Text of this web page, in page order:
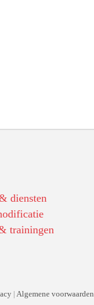
diensten
trainingen
Algemene voorwaarden